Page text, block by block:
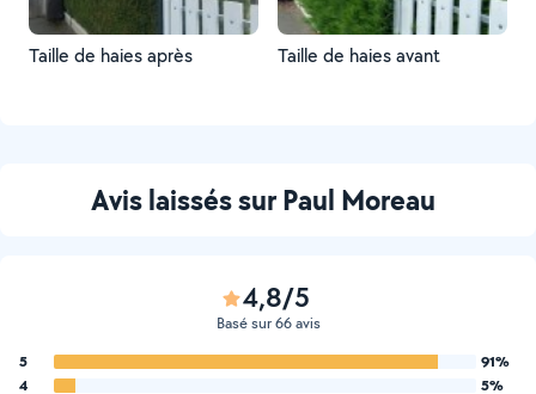
Taille de haies après Taille de haies avant
Avis laissés sur Paul Moreau
4,8/5
Basé sur 66 avis
5
91%
4
5%